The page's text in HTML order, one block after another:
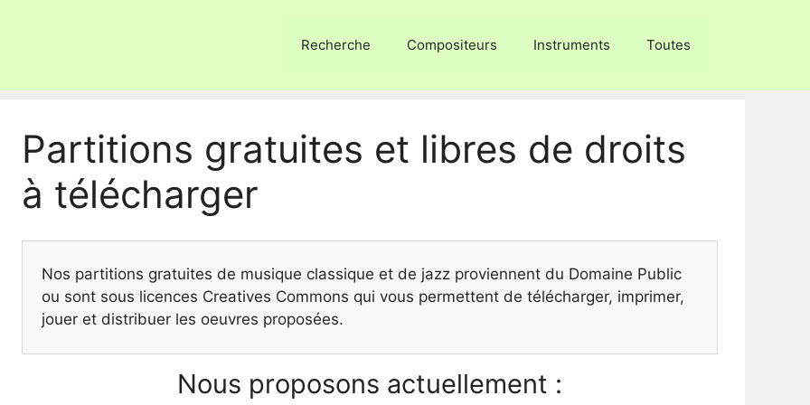
Recherche Compositeurs Instruments Toutes
Partitions gratuites et libres de droits
à télécharger
Nos partitions gratuites de musique classique et de jazz proviennent du Domaine Public
ou sont sous licences Creatives Commons qui vous permettent de télécharger, imprimer,
jouer et distribuer les oeuvres proposées.
Nous proposons actuellement :